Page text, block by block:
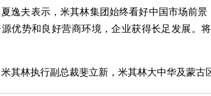
夫表示，米其林集团始终看好中国市场前景
源优势和良好营商环境，企业获得长足发展。
林执行副总裁斐立新，米其林大中华及蒙古